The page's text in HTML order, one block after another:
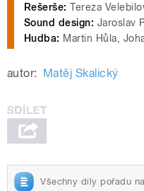
Rešerše:Tereza
Sound design: Jaroslav
Hudba: Martin Hůla,
autor: Matěj Skalický
Všechny díly pořadu